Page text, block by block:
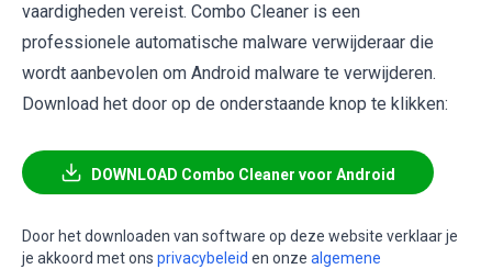
vaardigheden vereist. Combo Cleaner is een
professionele automatische malware verwijderaar die
wordt aanbevolen om Android malware te verwijderen.
Download het door op de onderstaande knop te klikken:
DOWNLOAD Combo Cleaner voor Android
Door het downloaden van software op deze website verklaar je
je akkoord met ons privacybeleid en onze algemene